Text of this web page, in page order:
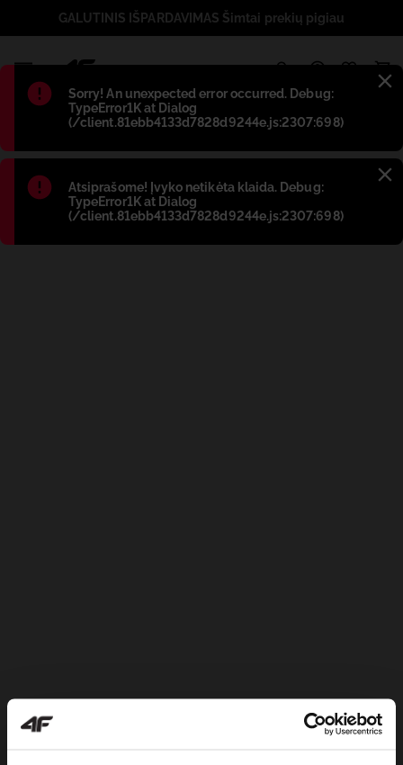
Błąd:
Sorry! An unexpected error occurred. Debug:
TypeError1K at Dialog
(/client.81ebb4133d7828d9244e.js:2307:698)
Błąd:
Atsiprašome! Įvyko netikėta klaida. Debug:
TypeError1K at Dialog
(/client.81ebb4133d7828d9244e.js:2307:698)
GALUTINIS IŠPARDAVIMAS Šimtai prekių pigiau